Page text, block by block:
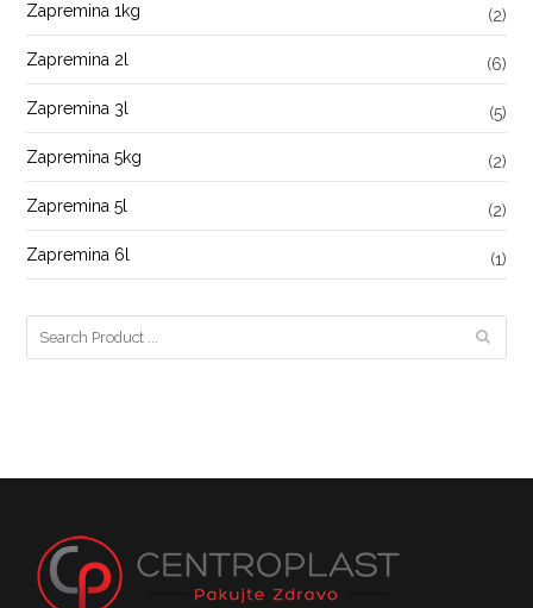
Zapremina 1kg (2)
Zapremina 2l (6)
Zapremina 3l (5)
Zapremina 5kg (2)
Zapremina 5l (2)
Zapremina 6l (1)